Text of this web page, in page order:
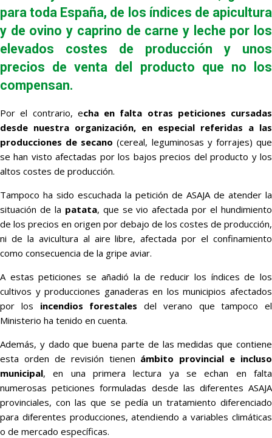
para toda España, de los índices de apicultura
y de ovino y caprino de carne y leche por los
elevados costes de producción y unos
precios de venta del producto que no los
compensan.
Por el contrario, echa en falta otras peticiones cursadas
desde nuestra organización, en especial referidas a las
producciones de secano (cereal, leguminosas y forrajes) que
se han visto afectadas por los bajos precios del producto y los
altos costes de producción.
Tampoco ha sido escuchada la petición de ASAJA de atender la
situación de la patata, que se vio afectada por el hundimiento
de los precios en origen por debajo de los costes de producción,
ni de la avicultura al aire libre, afectada por el confinamiento
como consecuencia de la gripe aviar.
A estas peticiones se añadió la de reducir los índices de los
cultivos y producciones ganaderas en los municipios afectados
por los incendios forestales del verano que tampoco el
Ministerio ha tenido en cuenta.
Además, y dado que buena parte de las medidas que contiene
esta orden de revisión tienen ámbito provincial e incluso
municipal, en una primera lectura ya se echan en falta
numerosas peticiones formuladas desde las diferentes ASAJA
provinciales, con las que se pedía un tratamiento diferenciado
para diferentes producciones, atendiendo a variables climáticas
o de mercado específicas.